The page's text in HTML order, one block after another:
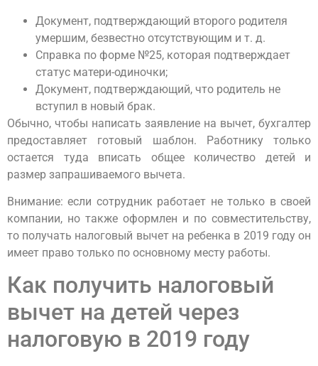
Документ, подтверждающий второго родителя
умершим, безвестно отсутствующим и т. д.
Справка по форме №25, которая подтверждает
статус матери-одиночки;
Документ, подтверждающий, что родитель не
вступил в новый брак.
Обычно, чтобы написать заявление на вычет, бухгалтер
предоставляет готовый шаблон. Работнику только
остается туда вписать общее количество детей и
размер запрашиваемого вычета.
Внимание: если сотрудник работает не только в своей
компании, но также оформлен и по совместительству,
то получать налоговый вычет на ребенка в 2019 году он
имеет право только по основному месту работы.
Как получить налоговый
вычет на детей через
налоговую в 2019 году